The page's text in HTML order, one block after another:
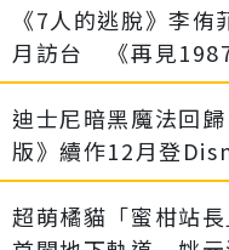
《7人的逃脫》李
月訪台 《再見
迪士尼暗黑魔法回
版》續作12月登
超萌橘貓「蜜柑站